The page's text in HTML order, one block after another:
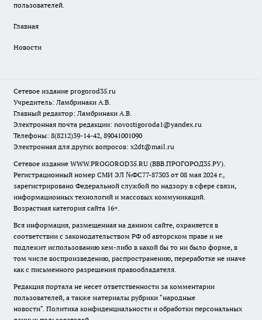
пользователей.
Главная
Новости
Сетевое издание progorod35.ru
Учредитель: Ламбринаки А.В.
Главный редактор: Ламбринаки А.В.
Электронная почта редакции: novostigoroda1@yandex.ru
Телефоны: 8(8212)39-14-42, 89041001090
Электронная для других вопросов: x2dt@mail.ru
Сетевое издание WWW.PROGOROD35.RU (ВВВ.ПРОГОРОД35.РУ).
Регистрационный номер СМИ ЭЛ №ФС77-87303 от 08 мая 2024 г.,
зарегистрировано Федеральной службой по надзору в сфере связи,
информационных технологий и массовых коммуникаций.
Возрастная категория сайта 16+.
Вся информация, размещенная на данном сайте, охраняется в
соответствии с законодательством РФ об авторском праве и не
подлежит использованию кем-либо в какой бы то ни было форме, в
том числе воспроизведению, распространению, переработке не иначе
как с письменного разрешения правообладателя.
Редакция портала не несет ответственности за комментарии
пользователей, а также материалы рубрики "народные
новости". Политика конфиденциальности и обработки персональных